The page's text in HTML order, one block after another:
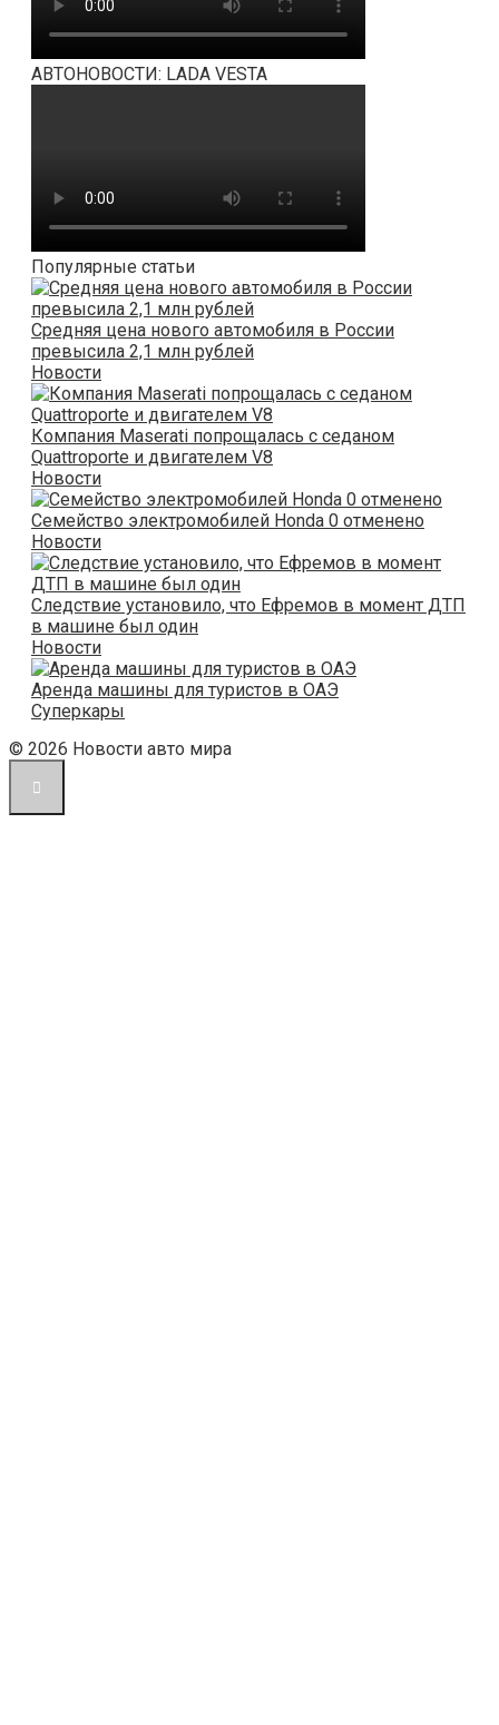
АВТОНОВОСТИ: LADA VESTA
Популярные статьи
Средняя цена нового автомобиля в России
превысила 2,1 млн рублей
Новости
Компания Maserati попрощалась с седаном
Quattroporte и двигателем V8
Новости
Семейство электромобилей Honda 0 отменено
Новости
Следствие установило, что Ефремов в момент ДТП
в машине был один
Новости
Аренда машины для туристов в ОАЭ
Суперкары
© 2026 Новости авто мира